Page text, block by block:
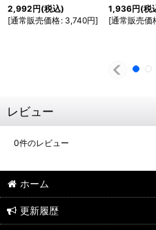
2,992円(税込)
[通常販売価格: 3,740円]
1,936円(税
[通常販売価
レビュー
0件のレビュー
ホーム
更新履歴